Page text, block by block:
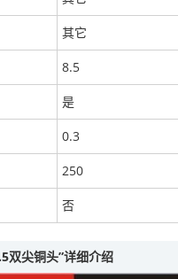
其它
8.5
是
0.3
250
否
双尖铜头”详细介绍